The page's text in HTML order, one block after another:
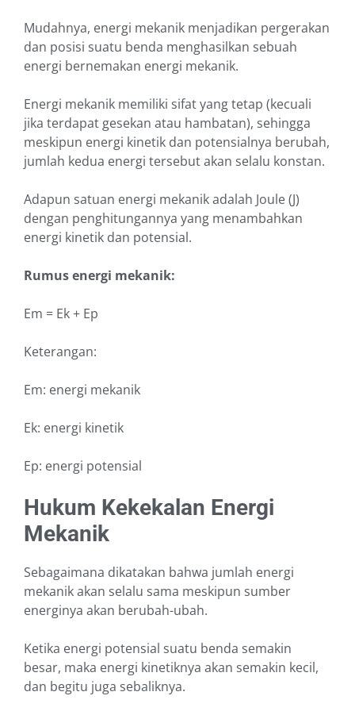
Mudahnya, energi mekanik menjadikan pergerakan
dan posisi suatu benda menghasilkan sebuah
energi bernemakan energi mekanik.
Energi mekanik memiliki sifat yang tetap (kecuali
jika terdapat gesekan atau hambatan), sehingga
meskipun energi kinetik dan potensialnya berubah,
jumlah kedua energi tersebut akan selalu konstan.
Adapun satuan energi mekanik adalah Joule (J)
dengan penghitungannya yang menambahkan
energi kinetik dan potensial.
Rumus energi mekanik:
Em = Ek + Ep
Keterangan:
Em: energi mekanik
Ek: energi kinetik
Ep: energi potensial
Hukum Kekekalan Energi
Mekanik
Sebagaimana dikatakan bahwa jumlah energi
mekanik akan selalu sama meskipun sumber
energinya akan berubah-ubah.
Ketika energi potensial suatu benda semakin
besar, maka energi kinetiknya akan semakin kecil,
dan begitu juga sebaliknya.